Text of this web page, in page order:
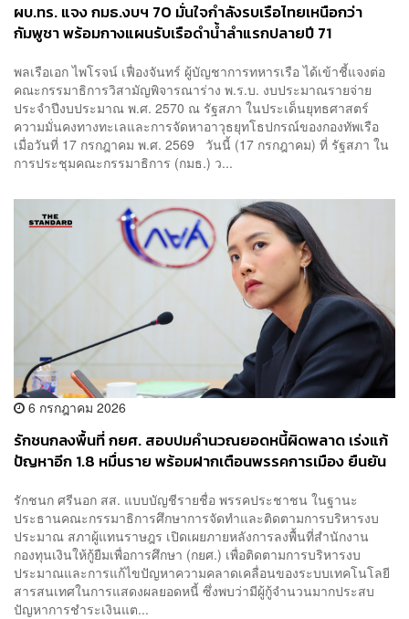
ผบ.ทร. แจง กมธ.งบฯ 70 มั่นใจกำลังรบเรือไทยเหนือกว่า
กัมพูชา พร้อมกางแผนรับเรือดำน้ำลำแรกปลายปี 71
พลเรือเอก ไพโรจน์ เฟื่องจันทร์ ผู้บัญชาการทหารเรือ ได้เข้าชี้แจงต่อ
คณะกรรมาธิการวิสามัญพิจารณาร่าง พ.ร.บ. งบประมาณรายจ่าย
ประจำปีงบประมาณ พ.ศ. 2570 ณ รัฐสภา ในประเด็นยุทธศาสตร์
ความมั่นคงทางทะเลและการจัดหาอาวุธยุทโธปกรณ์ของกองทัพเรือ
เมื่อวันที่ 17 กรกฎาคม พ.ศ. 2569 วันนี้ (17 กรกฎาคม) ที่ รัฐสภา ใน
การประชุมคณะกรรมาธิการ (กมธ.) ว...
6 กรกฎาคม 2026
รักชนกลงพื้นที่ กยศ. สอบปมคำนวณยอดหนี้ผิดพลาด เร่งแก้
ปัญหาอีก 1.8 หมื่นราย พร้อมฝากเตือนพรรคการเมือง ยืนยัน
รักชนก ศรีนอก สส. แบบบัญชีรายชื่อ พรรคประชาชน ในฐานะ
ประธานคณะกรรมาธิการศึกษาการจัดทำและติดตามการบริหารงบ
ประมาณ สภาผู้แทนราษฎร เปิดเผยภายหลังการลงพื้นที่สำนักงาน
กองทุนเงินให้กู้ยืมเพื่อการศึกษา (กยศ.) เพื่อติดตามการบริหารงบ
ประมาณและการแก้ไขปัญหาความคลาดเคลื่อนของระบบเทคโนโลยี
สารสนเทศในการแสดงผลยอดหนี้ ซึ่งพบว่ามีผู้กู้จำนวนมากประสบ
ปัญหาการชำระเงินแต...